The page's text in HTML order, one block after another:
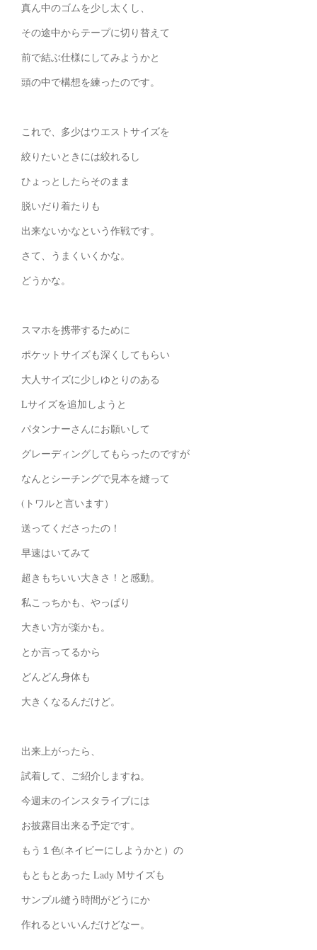
真ん中のゴムを少し太くし、
その途中からテープに切り替えて
前で結ぶ仕様にしてみようかと
頭の中で構想を練ったのです。
これで、多少はウエストサイズを
絞りたいときには絞れるし
ひょっとしたらそのまま
脱いだり着たりも
出来ないかなという作戦です。
さて、うまくいくかな。
どうかな。
スマホを携帯するために
ポケットサイズも深くしてもらい
大人サイズに少しゆとりのある
Lサイズを追加しようと
パタンナーさんにお願いして
グレーディングしてもらったのですが
なんとシーチングで見本を縫って
(トワルと言います）
送ってくださったの！
早速はいてみて
超きもちいい大きさ！と感動。
私こっちかも、やっぱり
大きい方が楽かも。
とか言ってるから
どんどん身体も
大きくなるんだけど。
出来上がったら、
試着して、ご紹介しますね。
今週末のインスタライブには
お披露目出来る予定です。
もう１色(ネイビーにしようかと）の
もともとあった Lady Mサイズも
サンプル縫う時間がどうにか
作れるといいんだけどなー。